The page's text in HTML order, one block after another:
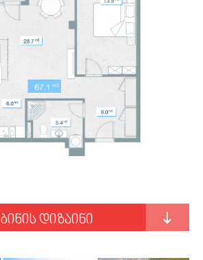
ᲞᲐᲠᲢᲜᲘᲝᲠᲔᲑᲘ
ᲡᲘᲐᲮᲚᲔᲔᲑᲘ
ᲙᲝᲜᲢᲐᲥᲢᲘ
ბინის დიზაინი